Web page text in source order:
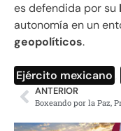
es defendida por su
autonomía en un
geopolíticos.
Ejército mexicano
ANTERIOR